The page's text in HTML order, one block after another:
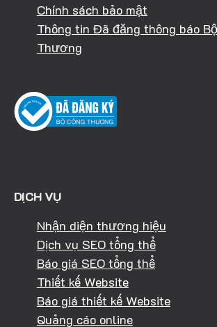
Chính sách bảo mật
Thông tin Đã đăng thông báo
Thương
DỊCH VỤ
Nhận diện thương hiệu
Dịch vụ SEO tổng thể
Báo giá SEO tổng thể
Thiết kế Website
Báo giá thiết kế Website
Quảng cáo online